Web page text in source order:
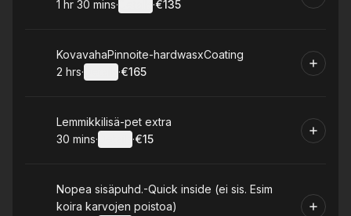
. Duration:
1 hr 30 mins· ·
.Price
€135
Book
KovavahaPinnoite-hardwasxCoating
. Duration:
2 hrs· ·
.Price
€165
Book
Lemmikkilisä-pet extra
.Duration:
30 mins· ·
.Price
€15
Book
Nopea sisäpuhd.-Quick inside (ei sis. Esim
koira karvojen poistoa)